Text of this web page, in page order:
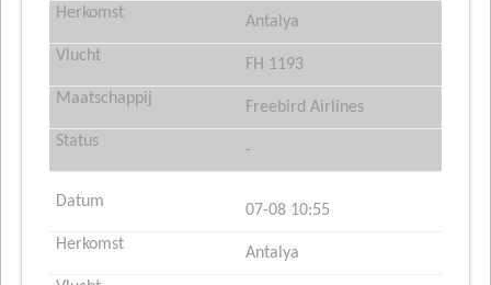
Antalya
FH 1193
Freebird Airlines
-
07-08 10:55
Antalya